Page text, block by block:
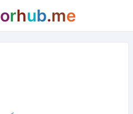
orhub.me